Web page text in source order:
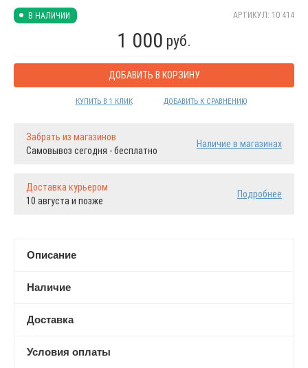
В НАЛИЧИИ АРТИКУЛ: 10 414
1 000 руб.
ДОБАВИТЬ В КОРЗИНУ
КУПИТЬ В 1 КЛИК ДОБАВИТЬ К СРАВНЕНИЮ
Забрать из магазинов
Самовывоз сегодня - бесплатно
Наличие в магазинах
Доставка курьером
10 августа и позже
Подробнее
Описание
Наличие
Доставка
Условия оплаты